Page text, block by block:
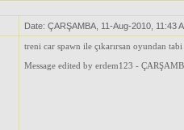
Date: ÇARŞAMBA, 11-Aug-2010, 11:43
treni car spawn ile çıkarırsan oyundan
Message edited by erdem123 -